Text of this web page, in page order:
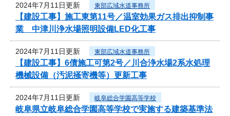
2024年7月11日更新 東部広域水道事務所
【建設工事】施工東第11号／温室効果ガス排出抑制事
業 中津川浄水場照明設備LED化工事
2024年7月11日更新 東部広域水道事務所
【建設工事】6債施工可第2号／川合浄水場2系水処理
機械設備（汚泥掻寄機等）更新工事
2024年7月11日更新 岐阜総合学園高等学校
岐阜県立岐阜総合学園高等学校で実施する建築基準法